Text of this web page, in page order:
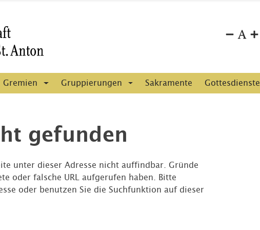
Gremien Gruppierungen Sakramente Gottesdienste
gefunden
unter dieser Adresse nicht auffindbar. Gründe
oder falsche URL aufgerufen haben. Bitte
oder benutzen Sie die Suchfunktion auf dieser